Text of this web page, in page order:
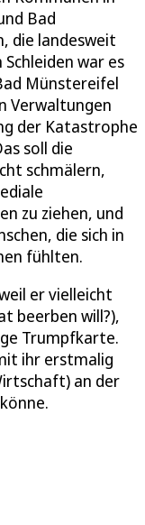
Bad
die landesweit
war es
Münstereifel
Verwaltungen
der Katastrophe
soll die
schmälern,
zu ziehen, und
die sich in
fühlten.
er vielleicht
beerben will?),
Trumpfkarte.
ihr erstmalig
an der